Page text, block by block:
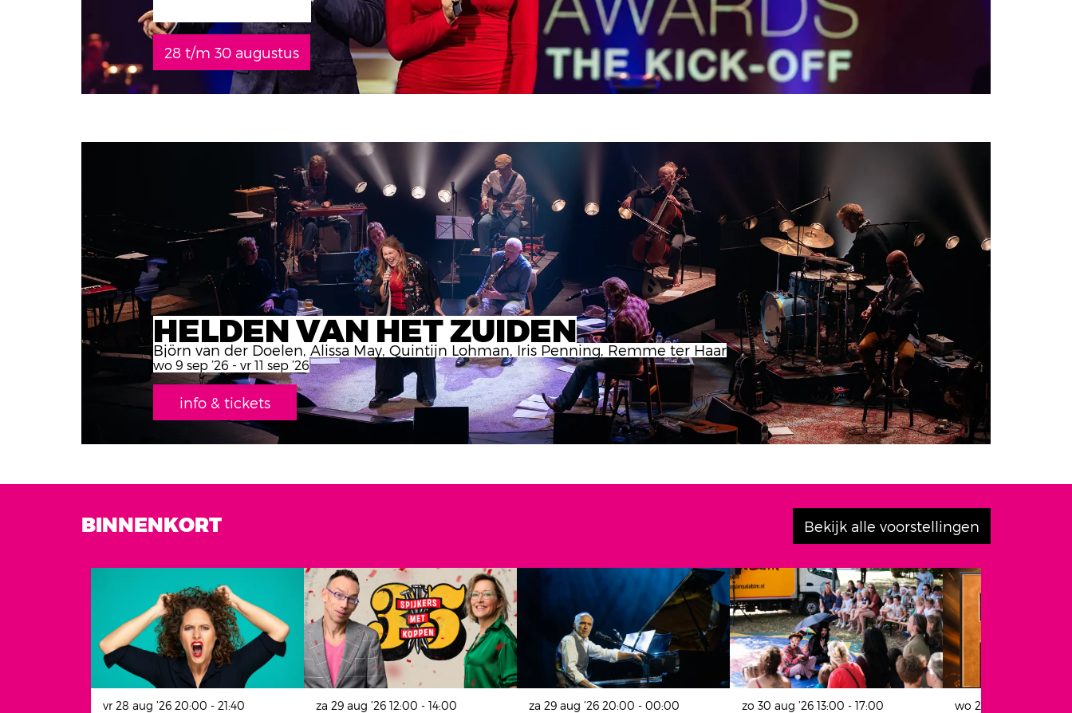
28 t/m 30 augustus
HELDEN VAN HET ZUIDEN
Björn van der Doelen, Alissa May, Quintijn Lohman, Iris Penning, Remme ter Haar
wo 9 sep ’26 - vr 11 sep ’26
info & tickets
BINNENKORT Bekijk alle voorstellingen
vr 28 aug ’26 20:00 - 21:40 za 29 aug ’26 12:00 - 14:00 za 29 aug ’26 20:00 - 00:00 zo 30 aug ’26 13:00 - 17:00 wo 2 sep ’26